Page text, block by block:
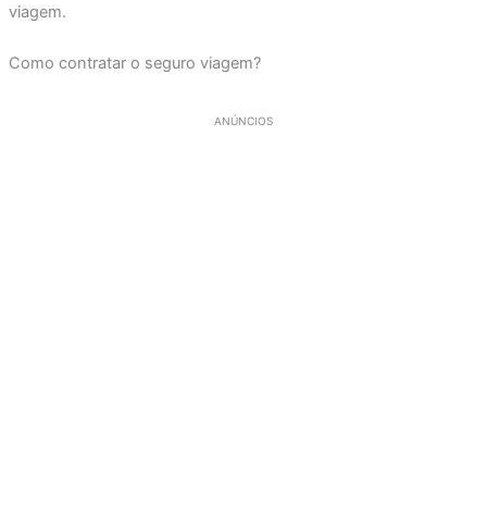
viagem.
Como contratar o seguro viagem?
ANÚNCIOS